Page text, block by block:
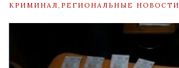
КРИМИНАЛ РЕГИОНАЛЬНЫЕ НОВОСТИ